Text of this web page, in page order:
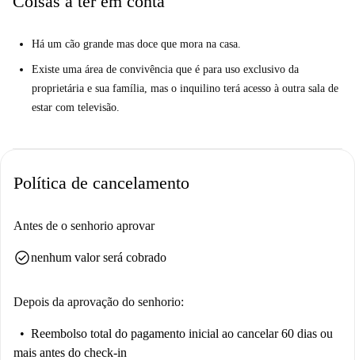
Há um cão grande mas doce que mora na casa.
Existe uma área de convivência que é para uso exclusivo da
proprietária e sua família, mas o inquilino terá acesso à outra sala de
estar com televisão.
Política de cancelamento
Antes de o senhorio aprovar
check_circlenenhum valor será cobrado
Depois da aprovação do senhorio:
Reembolso total do pagamento inicial ao cancelar 60 dias ou
mais antes do check-in